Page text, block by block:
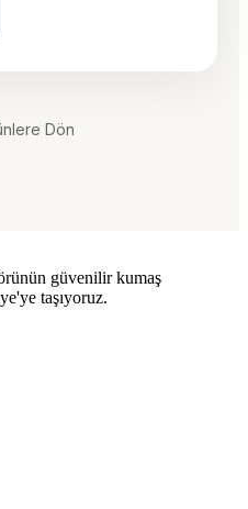
Dön
güvenilir kumaş
taşıyoruz.